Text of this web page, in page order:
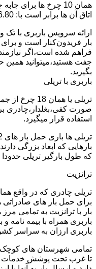
اتاق آن ها برابر است با: 6.80*2.25 متر
ارائه سرویس باربری با
بار فریدون‌کنار است و برای
فراهم شده است،اگر
جفت هستید،میتوانید همین
بگیرید.
باربری با تریلی
تریلی یا
صورت کفی،بغلدار،چادری
استفاده قرار میگیرد.
بارهایی که ابعاد بزرگی
که طول بارگیر تریلی حدودا 12.5 متر است.
ترانزیت
تریلی چادری که در واقع
برای حمل بار های
بار با ترانزیت به تمامی
باربری همراه با بیمه نامه و
باربری ارزان به سراسر
تمامی شهرستان های
تا غرب تحت پوشش خدمات